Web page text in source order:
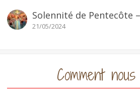
Solennité de Pentecôte
21/05/2024
Comment